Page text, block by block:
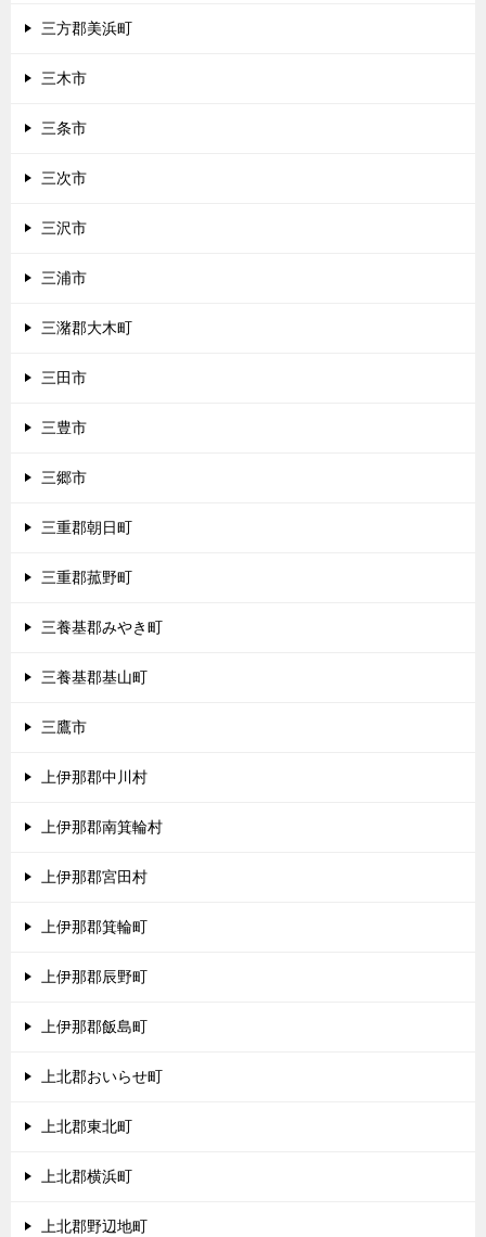
三方郡美浜町
三木市
三条市
三次市
三沢市
三浦市
三潴郡大木町
三田市
三豊市
三郷市
三重郡朝日町
三重郡菰野町
三養基郡みやき町
三養基郡基山町
三鷹市
上伊那郡中川村
上伊那郡南箕輪村
上伊那郡宮田村
上伊那郡箕輪町
上伊那郡辰野町
上伊那郡飯島町
上北郡おいらせ町
上北郡東北町
上北郡横浜町
上北郡野辺地町